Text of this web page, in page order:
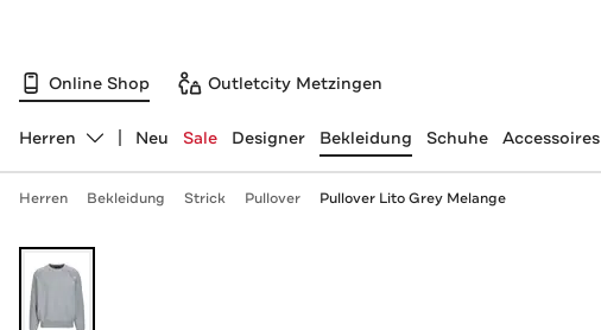
Online Shop Outletcity Metzingen
Abteilung ändern, ausgewählt:
Herren Neu Sale Designer Bekleidung Schuhe Accessoires
Herren Bekleidung Strick Pullover Pullover Lito Grey Melange